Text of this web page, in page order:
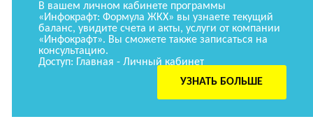
В вашем личном кабинете программы
«Инфокрафт: Формула ЖКХ» вы узнаете текущий
баланс, увидите счета и акты, услуги от компании
«Инфокрафт». Вы сможете также записаться на
консультацию.
Доступ: Главная - Личный кабинет
УЗНАТЬ БОЛЬШЕ